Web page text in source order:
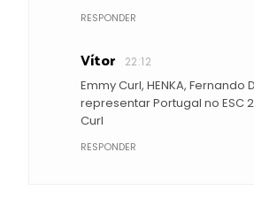
RESPONDER
Vítor 22:12
Emmy Curl, HENKA, Fernando
representar Portugal no ESC
Curl
RESPONDER